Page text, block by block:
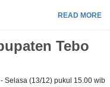
READ MORE
Tebo
Selasa (13/12) pukul 15.00 wib